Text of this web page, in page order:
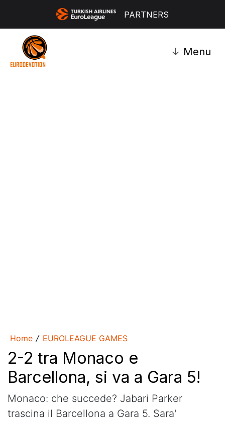
PARTNERS
↓ Menu
Home / EUROLEAGUE GAMES
2-2 tra Monaco e
Barcellona, si va a Gara 5!
Monaco: che succede? Jabari Parker
trascina il Barcellona a Gara 5. Sara'